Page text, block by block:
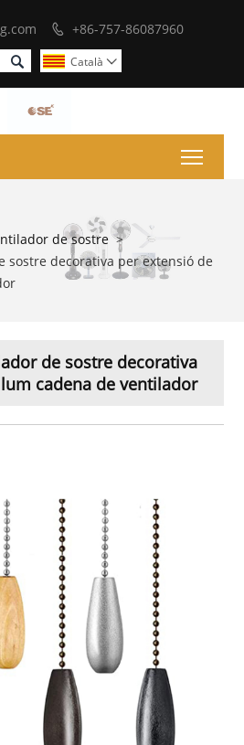
 +86-757-86087960
 Català 
de sostre >
sostre decorativa per extensió de
de sostre decorativa
cadena de ventilador